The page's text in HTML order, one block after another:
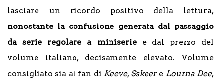
lasciare un ricordo positivo della lettura,
nonostante la confusione generata dal passaggio
da serie regolare a miniseriee dal prezzo del
volume italiano, decisamente elevato. Volume
consigliato sia ai fan di Keeve, Sskeere Lourna Dee,